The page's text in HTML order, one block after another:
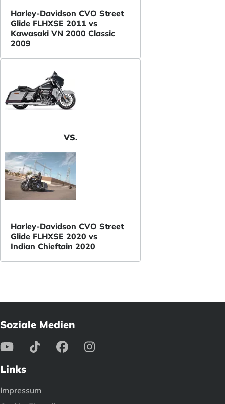
Harley-Davidson CVO Street
Glide FLHXSE 2011 vs
Kawasaki VN 2000 Classic
2009
VS.
Harley-Davidson CVO Street
Glide FLHXSE 2020 vs
Indian Chieftain 2020
Soziale Medien
Links
Impressum